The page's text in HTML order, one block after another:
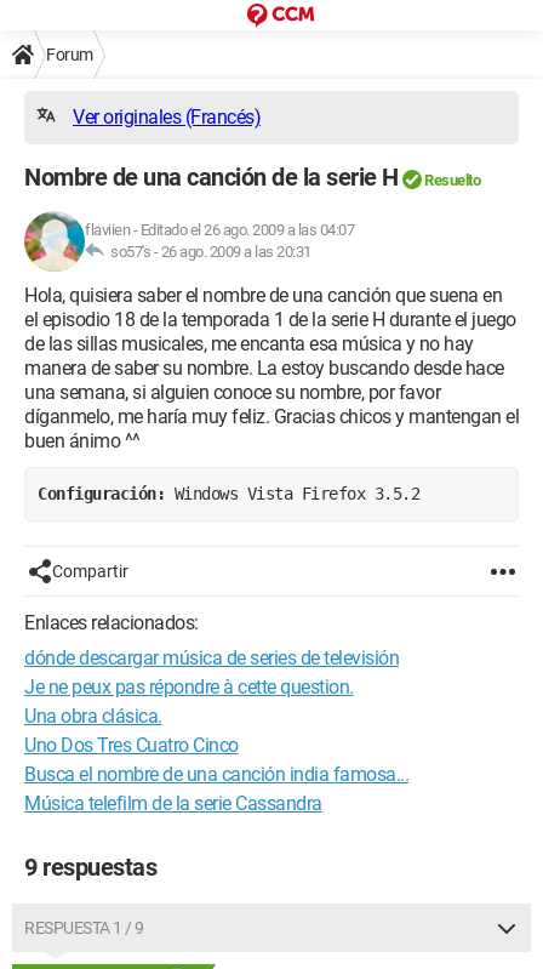
Forum
Ver originales (Francés)
Nombre de una canción de la serie H Resuelto
flaviien- Editado el 26 ago. 2009 a las 04:07
so57's -26 ago. 2009 a las 20:31
Hola, quisiera saber el nombre de una canción que suena en
el episodio 18 de la temporada 1 de la serie H durante el juego
de las sillas musicales, me encanta esa música y no hay
manera de saber su nombre. La estoy buscando desde hace
una semana, si alguien conoce su nombre, por favor
díganmelo, me haría muy feliz. Gracias chicos y mantengan el
buen ánimo ^^
Configuración: Windows Vista Firefox 3.5.2
Compartir
Enlaces relacionados:
dónde descargar música de series de televisión
Je ne peux pas répondre à cette question.
Una obra clásica.
Uno Dos Tres Cuatro Cinco
Busca el nombre de una canción india famosa...
Música telefilm de la serie Cassandra
9 respuestas
RESPUESTA 1 / 9